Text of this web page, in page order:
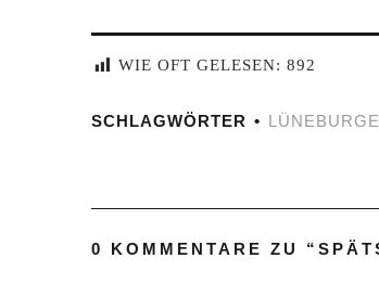
WIE OFT GELESEN: 892
SCHLAGWÖRTER
0 KOMMENTARE ZU “